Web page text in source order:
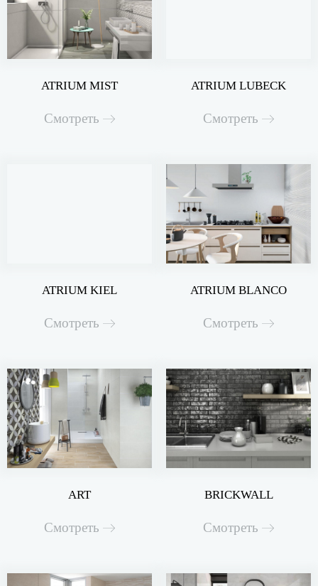
ATRIUM MIST
Смотреть
ATRIUM LUBECK
Смотреть
ATRIUM KIEL
Смотреть
ATRIUM BLANCO
Смотреть
ART
Смотреть
BRICKWALL
Смотреть